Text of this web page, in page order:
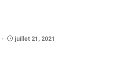
juillet 21, 2021